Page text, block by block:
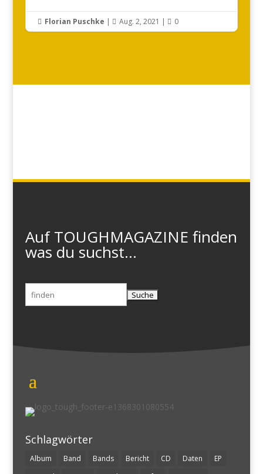
 Florian Puschke |  Aug. 2, 2021 |  0
Auf TOUGHMAGAZINE finden
was du suchst...
Suchen
nach:
Schlagwörter
Album Band Bands Bericht CD Daten
EP